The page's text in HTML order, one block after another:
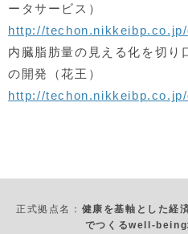
ータサービス）
http://
内臓脂肪量の見える化を切り
の開発（花王）
http://
正式拠点名： 健康を基軸とした経
でつくるwell-being